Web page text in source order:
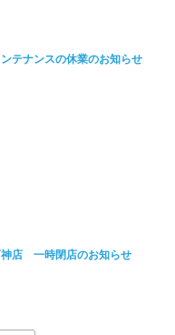
テナンスの休業のお知らせ
神店 一時閉店のお知らせ